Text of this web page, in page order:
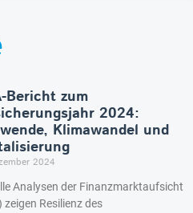
Bericht zum
2024:
Klimawandel und
2024
Analysen der Finanzmarktaufsicht
zeigen Resilienz des